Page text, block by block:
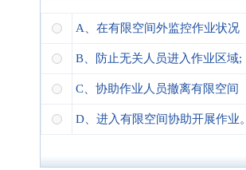
A、在有限空间外监控作业状况
B、防止无关人员进入作业区域;
C、协助作业人员撤离有限空间
D、进入有限空间协助开展作业。